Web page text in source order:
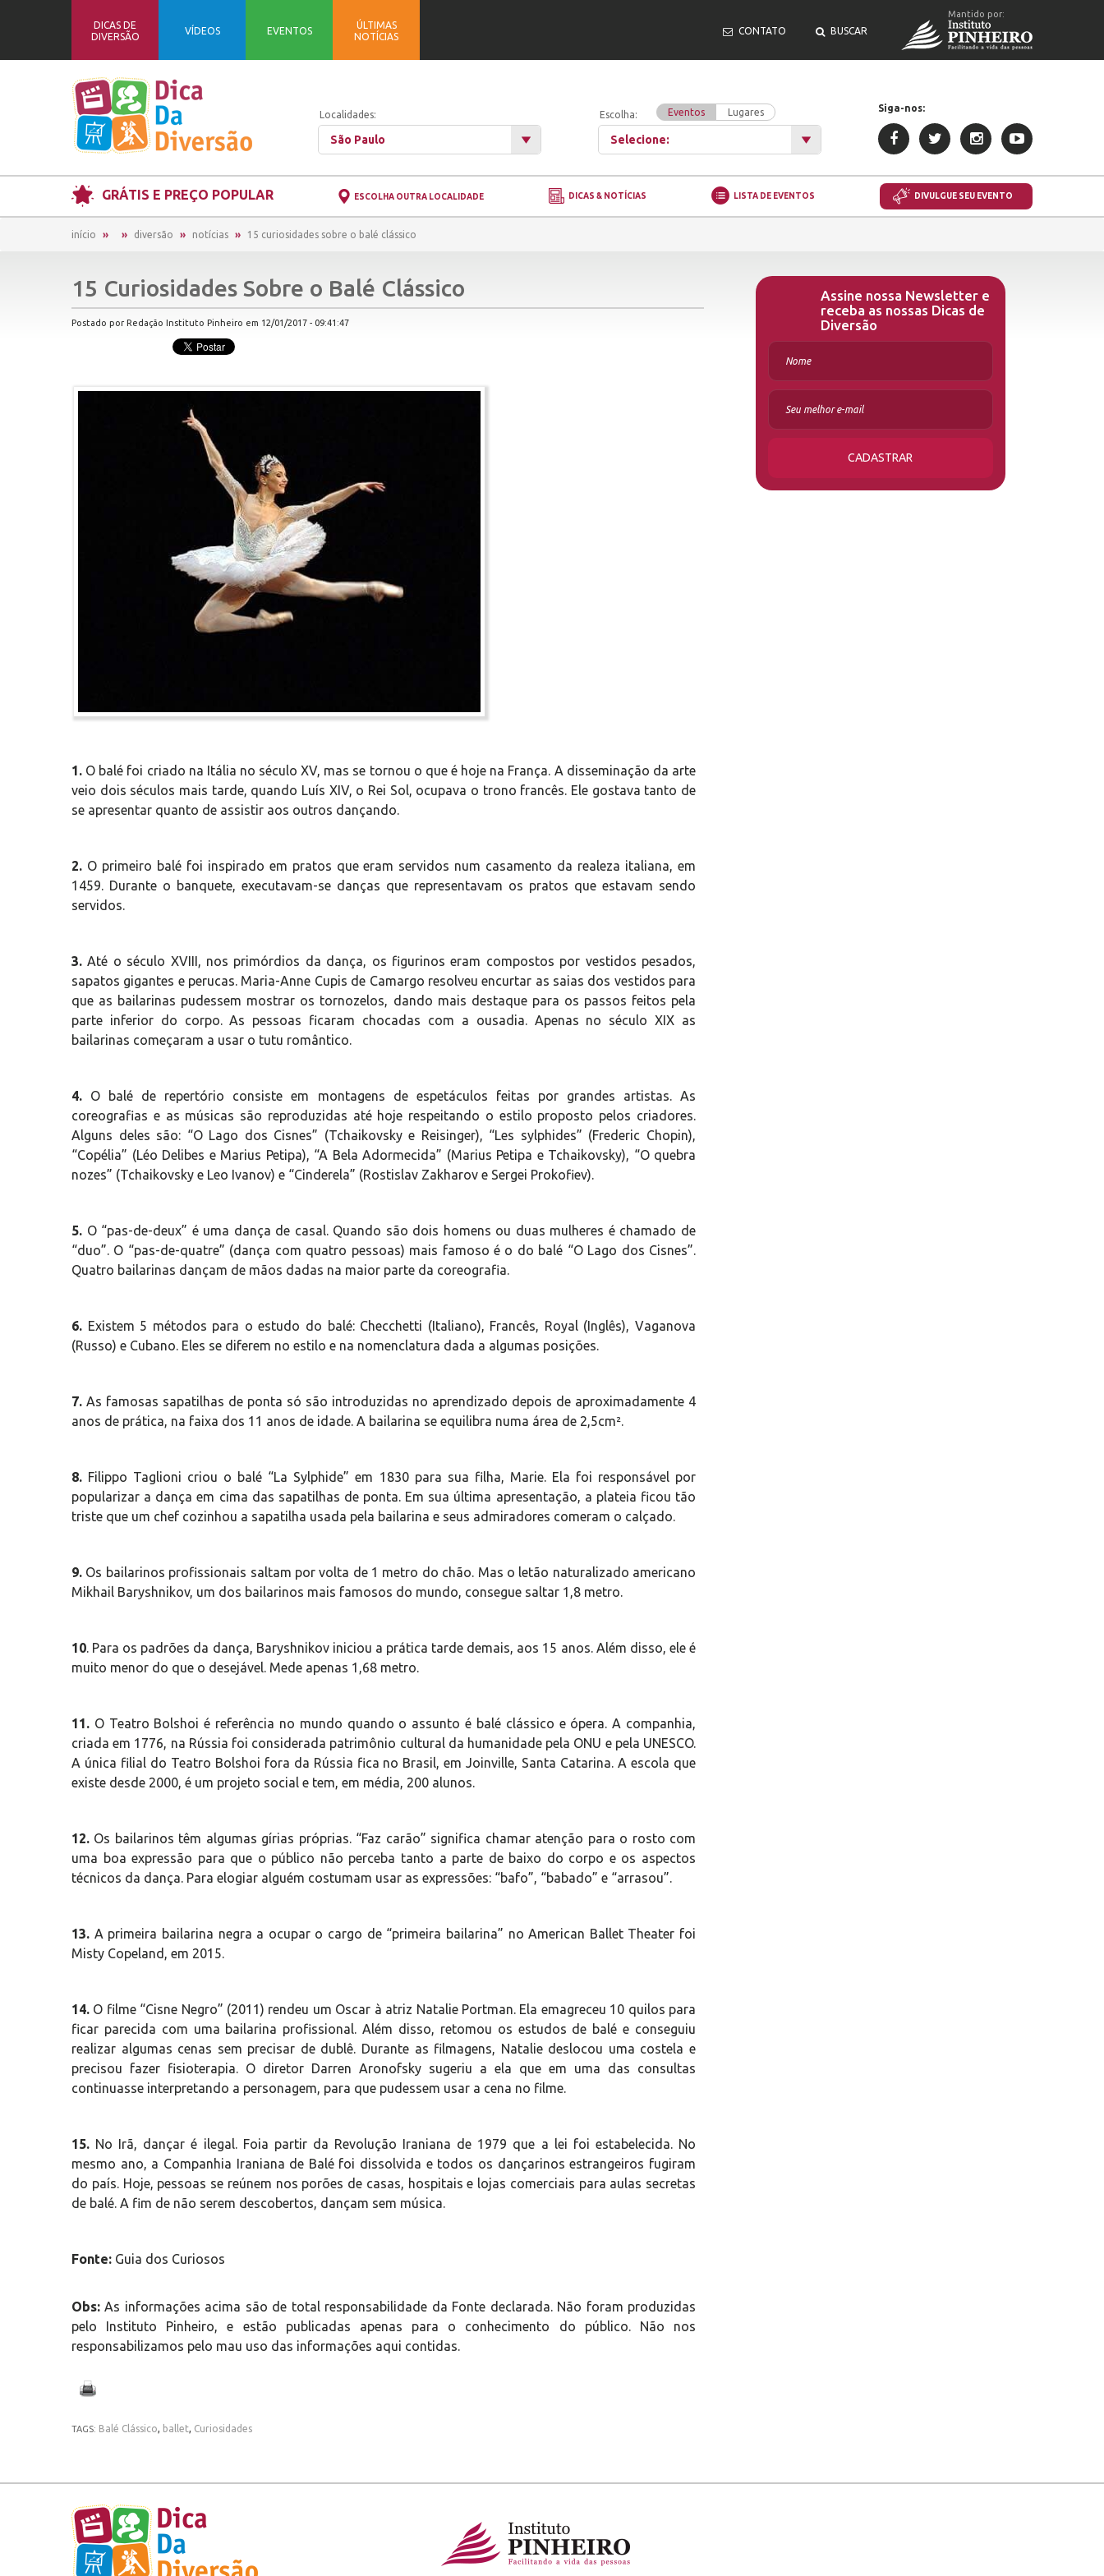
DICAS DE
DIVERSÃO
VÍDEOS EVENTOS
ÚLTIMAS
NOTÍCIAS
CONTATO BUSCAR
Mantido por:
Localidades:
São Paulo
Escolha: Eventos Lugares
Selecione:
Siga-nos:
GRÁTIS E PREÇO POPULAR ESCOLHA OUTRA LOCALIDADE DICAS & NOTÍCIAS LISTA DE EVENTOS DIVULGUE SEU EVENTO
início diversão notícias 15 curiosidades sobre o balé clássico
15 Curiosidades Sobre o Balé Clássico
Postado por Redação Instituto Pinheiro em 12/01/2017 - 09:41:47
1. O balé foi criado na Itália no século XV, mas se tornou o que é hoje na França. A disseminação da arte
veio dois séculos mais tarde, quando Luís XIV, o Rei Sol, ocupava o trono francês. Ele gostava tanto de
se apresentar quanto de assistir aos outros dançando.
2. O primeiro balé foi inspirado em pratos que eram servidos num casamento da realeza italiana, em
1459. Durante o banquete, executavam-se danças que representavam os pratos que estavam sendo
servidos.
3.Até o século XVIII, nos primórdios da dança, os figurinos eram compostos por vestidos pesados,
sapatos gigantes e perucas. Maria-Anne Cupis de Camargo resolveu encurtar as saias dos vestidos para
que as bailarinas pudessem mostrar os tornozelos, dando mais destaque para os passos feitos pela
parte inferior do corpo. As pessoas ficaram chocadas com a ousadia. Apenas no século XIX as
bailarinas começaram a usar o tutu romântico.
4. O balé de repertório consiste em montagens de espetáculos feitas por grandes artistas. As
coreografias e as músicas são reproduzidas até hoje respeitando o estilo proposto pelos criadores.
Alguns deles são: “O Lago dos Cisnes” (Tchaikovsky e Reisinger), “Les sylphides” (Frederic Chopin),
“Copélia” (Léo Delibes e Marius Petipa), “A Bela Adormecida” (Marius Petipa e Tchaikovsky), “O quebra
nozes” (Tchaikovsky e Leo Ivanov) e “Cinderela” (Rostislav Zakharov e Sergei Prokofiev).
5. O “pas-de-deux” é uma dança de casal. Quando são dois homens ou duas mulheres é chamado de
“duo”. O “pas-de-quatre” (dança com quatro pessoas) mais famoso é o do balé “O Lago dos Cisnes”.
Quatro bailarinas dançam de mãos dadas na maior parte da coreografia.
6. Existem 5 métodos para o estudo do balé: Checchetti (Italiano), Francês, Royal (Inglês), Vaganova
(Russo) e Cubano. Eles se diferem no estilo e na nomenclatura dada a algumas posições.
7. As famosas sapatilhas de ponta só são introduzidas no aprendizado depois de aproximadamente 4
anos de prática, na faixa dos 11 anos de idade. A bailarina se equilibra numa área de 2,5cm².
8. Filippo Taglioni criou o balé “La Sylphide” em 1830 para sua filha, Marie. Ela foi responsável por
popularizar a dança em cima das sapatilhas de ponta. Em sua última apresentação, a plateia ficou tão
triste que um chef cozinhou a sapatilha usada pela bailarina e seus admiradores comeram o calçado.
9. Os bailarinos profissionais saltam por volta de 1 metro do chão. Mas o letão naturalizado americano
Mikhail Baryshnikov, um dos bailarinos mais famosos do mundo, consegue saltar 1,8 metro.
10. Para os padrões da dança, Baryshnikov iniciou a prática tarde demais, aos 15 anos. Além disso, ele é
muito menor do que o desejável. Mede apenas 1,68 metro.
11. O Teatro Bolshoi é referência no mundo quando o assunto é balé clássico e ópera. A companhia,
criada em 1776, na Rússia foi considerada patrimônio cultural da humanidade pela ONU e pela UNESCO.
A única filial do Teatro Bolshoi fora da Rússia fica no Brasil, em Joinville, Santa Catarina. A escola que
existe desde 2000, é um projeto social e tem, em média, 200 alunos.
12. Os bailarinos têm algumas gírias próprias. “Faz carão” significa chamar atenção para o rosto com
uma boa expressão para que o público não perceba tanto a parte de baixo do corpo e os aspectos
técnicos da dança. Para elogiar alguém costumam usar as expressões: “bafo”, “babado” e “arrasou”.
13. A primeira bailarina negra a ocupar o cargo de “primeira bailarina” no American Ballet Theater foi
Misty Copeland, em 2015.
14. O filme “Cisne Negro” (2011) rendeu um Oscar à atriz Natalie Portman. Ela emagreceu 10 quilos para
ficar parecida com uma bailarina profissional. Além disso, retomou os estudos de balé e conseguiu
realizar algumas cenas sem precisar de dublê. Durante as filmagens, Natalie deslocou uma costela e
precisou fazer fisioterapia. O diretor Darren Aronofsky sugeriu a ela que em uma das consultas
continuasse interpretando a personagem, para que pudessem usar a cena no filme.
15. No Irã, dançar é ilegal. Foia partir da Revolução Iraniana de 1979 que a lei foi estabelecida. No
mesmo ano, a Companhia Iraniana de Balé foi dissolvida e todos os dançarinos estrangeiros fugiram
do país. Hoje, pessoas se reúnem nos porões de casas, hospitais e lojas comerciais para aulas secretas
de balé. A fim de não serem descobertos, dançam sem música.
Fonte: Guia dos Curiosos
Obs:As informações acima são de total responsabilidade da Fonte declarada. Não foram produzidas
pelo Instituto Pinheiro, e estão publicadas apenas para o conhecimento do público. Não nos
responsabilizamos pelo mau uso das informações aqui contidas.
TAGS: Balé Clássico, ballet, Curiosidades
Assine nossa Newsletter e
receba as nossas Dicas de
Diversão
CADASTRAR